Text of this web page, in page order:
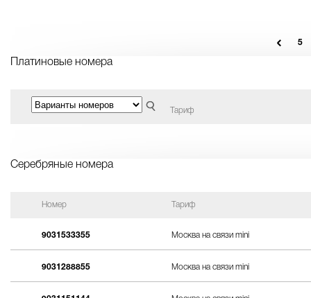
5
Платиновые номера
Тариф
Серебряные номера
Номер Тариф
9031533355 Москва на связи mini
9031288855 Москва на связи mini